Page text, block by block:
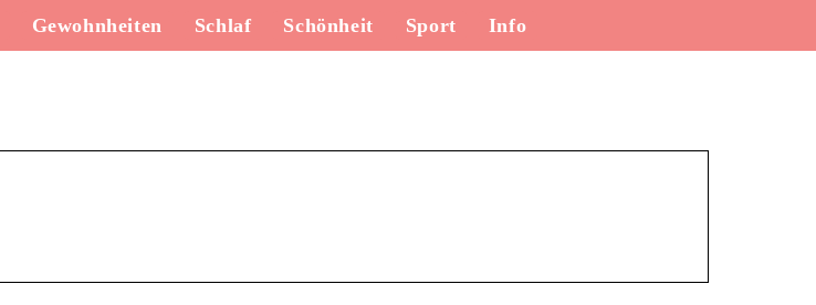
Gewohnheiten Schlaf Schönheit Sport Info